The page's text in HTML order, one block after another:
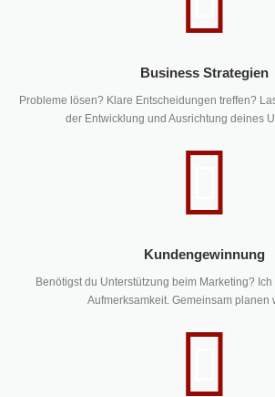
Business Strategien
Probleme lösen? Klare Entscheidungen treffen?
der Entwicklung und Ausrichtung deines
Kundengewinnung
Benötigst du Unterstützung beim Marketing?
Aufmerksamkeit. Gemeinsam planen